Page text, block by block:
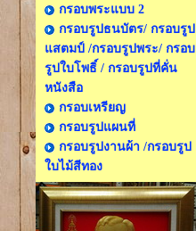
กรอบพระแบบ 2
กรอบรูปธนบัตร/ กรอบรูป
แสตมป์ /กรอบรูปพระ/ กรอบ
รูปใบโพธิ์ / กรอบรูปที่คั่น
หนังสือ
กรอบเหรียญ
กรอบรูปแผนที่
กรอบรูปงานผ้า /กรอบรูป
ใบไม้สีทอง